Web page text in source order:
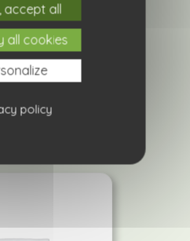
merveille
€
accept all
all cookies
policy